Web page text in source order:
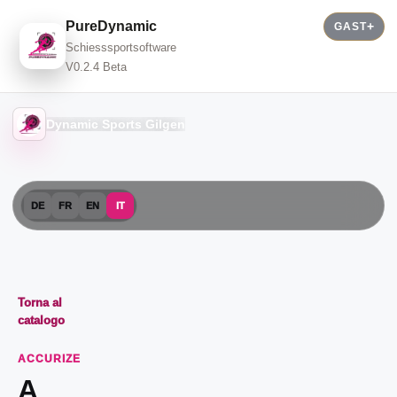
PureDynamic
Schiesssportsoftware
V0.2.4 Beta
GAST
Dynamic Sports Gilgen
DE FR EN IT
Torna al
catalogo
ACCURIZE
A